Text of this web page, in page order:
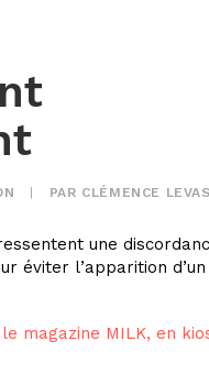
PAR CLÉMENCE
une
éviter l’apparition
magazine MILK, en